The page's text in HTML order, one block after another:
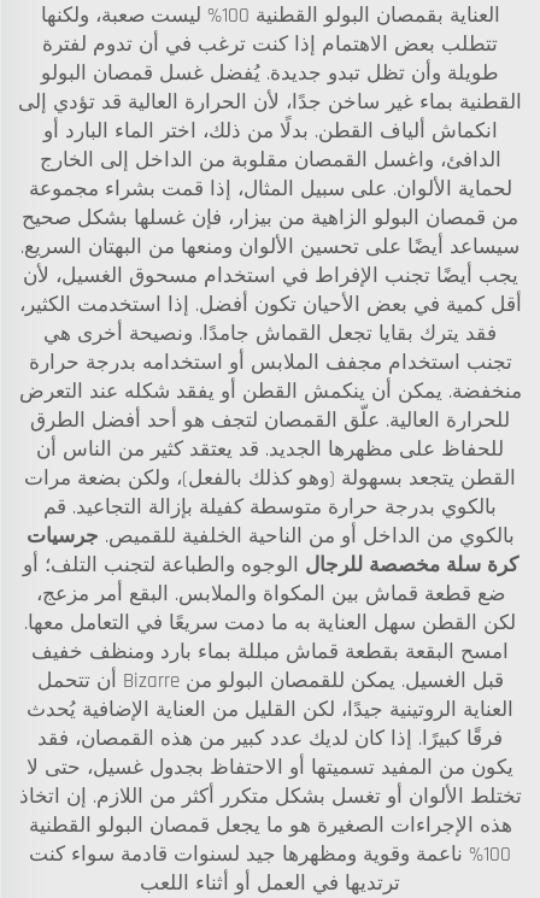
العناية بقمصان البولو القطنية 100% ليست صعبة، ولكنها
تتطلب بعض الاهتمام إذا كنت ترغب في أن تدوم لفترة
طويلة وأن تظل تبدو جديدة. يُفضل غسل قمصان البولو
القطنية بماء غير ساخن جدًا، لأن الحرارة العالية قد تؤدي إلى
انكماش ألياف القطن. بدلًا من ذلك، اختر الماء البارد أو
الدافئ، واغسل القمصان مقلوبة من الداخل إلى الخارج
لحماية الألوان. على سبيل المثال، إذا قمت بشراء مجموعة
من قمصان البولو الزاهية من بيزار، فإن غسلها بشكل صحيح
سيساعد أيضًا على تحسين الألوان ومنعها من البهتان السريع.
يجب أيضًا تجنب الإفراط في استخدام مسحوق الغسيل، لأن
أقل كمية في بعض الأحيان تكون أفضل. إذا استخدمت الكثير،
فقد يترك بقايا تجعل القماش جامدًا. ونصيحة أخرى هي
تجنب استخدام مجفف الملابس أو استخدامه بدرجة حرارة
منخفضة. يمكن أن ينكمش القطن أو يفقد شكله عند التعرض
للحرارة العالية. علّق القمصان لتجف هو أحد أفضل الطرق
للحفاظ على مظهرها الجديد. قد يعتقد كثير من الناس أن
القطن يتجعد بسهولة (وهو كذلك بالفعل)، ولكن بضعة مرات
بالكوي بدرجة حرارة متوسطة كفيلة بإزالة التجاعيد. قم
بالكوي من الداخل أو من الناحية الخلفية للقميص. جرسيات
كرة سلة مخصصة للرجال الوجوه والطباعة لتجنب التلف؛ أو
ضع قطعة قماش بين المكواة والملابس. البقع أمر مزعج،
لكن القطن سهل العناية به ما دمت سريعًا في التعامل معها.
امسح البقعة بقطعة قماش مبللة بماء بارد ومنظف خفيف
قبل الغسيل. يمكن للقمصان البولو من Bizarre أن تتحمل
العناية الروتينية جيدًا، لكن القليل من العناية الإضافية يُحدث
فرقًا كبيرًا. إذا كان لديك عدد كبير من هذه القمصان، فقد
يكون من المفيد تسميتها أو الاحتفاظ بجدول غسيل، حتى لا
تختلط الألوان أو تغسل بشكل متكرر أكثر من اللازم. إن اتخاذ
هذه الإجراءات الصغيرة هو ما يجعل قمصان البولو القطنية
100% ناعمة وقوية ومظهرها جيد لسنوات قادمة سواء كنت
ترتديها في العمل أو أثناء اللعب